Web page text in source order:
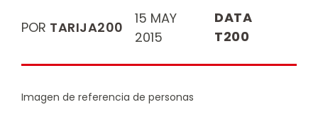
POR TARIJA200
15 MAY
2015
DATA
T200
Imagen de referencia de personas